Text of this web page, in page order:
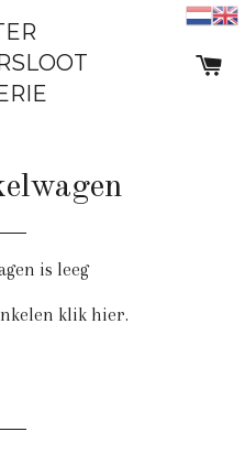
is leeg
klik hier.